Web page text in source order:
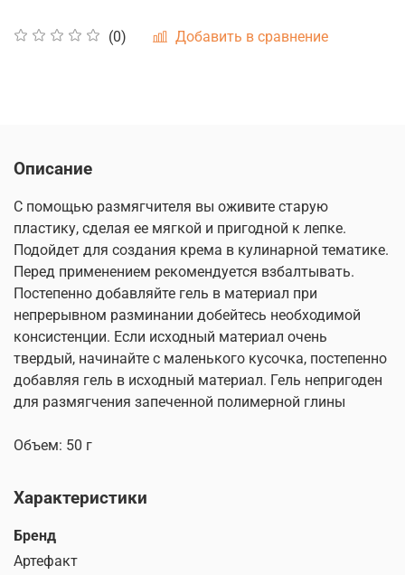
(0) Добавить в сравнение
Описание
С помощью размягчителя вы оживите старую
пластику, cделая ее мягкой и пригодной к лепке.
Подойдет для создания крема в кулинарной тематике.
Перед применением рекомендуется взбалтывать.
Постепенно добавляйте гель в материал при
непрерывном разминании добейтесь необходимой
консистенции. Если исходный материал очень
твердый, начинайте с маленького кусочка, постепенно
добавляя гель в исходный материал. Гель непригоден
для размягчения запеченной полимерной глины
Объем: 50 г
Характеристики
Бренд
Артефакт